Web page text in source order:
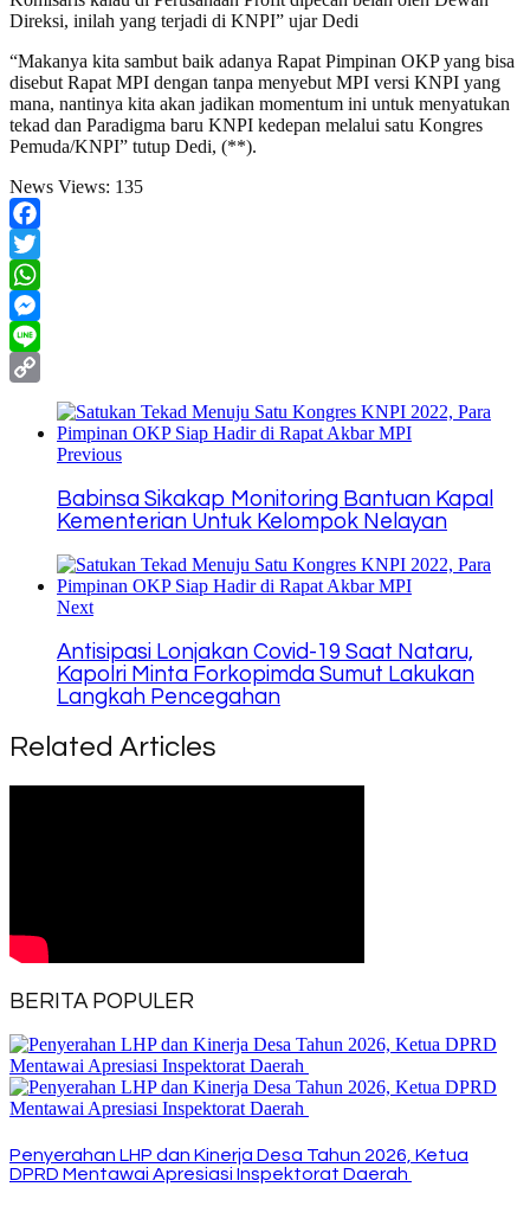
Direksi, inilah yang terjadi di KNPI” ujar Dedi
“Makanya kita sambut baik adanya Rapat Pimpinan OKP yang bisa
disebut Rapat MPI dengan tanpa menyebut MPI versi KNPI yang
mana, nantinya kita akan jadikan momentum ini untuk menyatukan
tekad dan Paradigma baru KNPI kedepan melalui satu Kongres
Pemuda/KNPI” tutup Dedi, (**).
News Views: 135
Facebook
Twitter
WhatsApp
Messenger
Line
Link
Previous
Babinsa Sikakap Monitoring Bantuan Kapal
Kementerian Untuk Kelompok Nelayan
Next
Antisipasi Lonjakan Covid-19 Saat Nataru,
Kapolri Minta Forkopimda Sumut Lakukan
Langkah Pencegahan
Related Articles
BERITA POPULER
Penyerahan LHP dan Kinerja Desa Tahun 2026, Ketua
DPRD Mentawai Apresiasi Inspektorat Daerah